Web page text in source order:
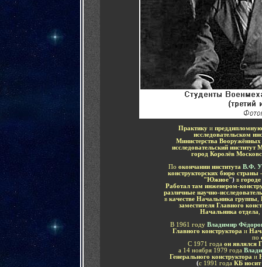
Практику и
исследовательском
Министерства
исследовательский
город Королёв
По окончании института В.Ф.
конструкторских бюро
"Южное") в
Работал там инженером-
различные научно-
в качестве Начальника группы
заместителя Главного
Начальника отдела
В 1961 году Владимир
Главного конструктора и
по
С 1971 года он являлся
а 14 ноября 1979 года
Генерального конструктора и
(с 1991 года КБ